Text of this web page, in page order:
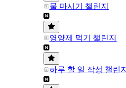
물 마시기 챌린지
영양제 먹기 챌린지
하루 할 일 작성 챌린지